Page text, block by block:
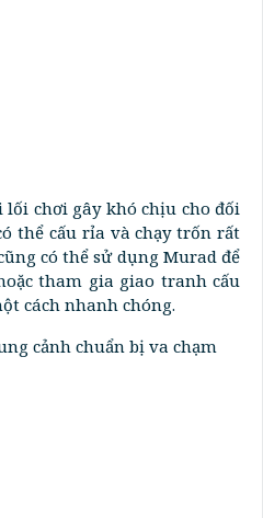
chơi gây khó chịu cho đối
thể cấu rỉa và chạy trốn rất
có thể sử dụng Murad để
tham gia giao tranh cấu
cách nhanh chóng.